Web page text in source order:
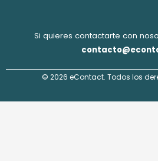
Si quieres contactarte con
© 2026 eContact. Todos los